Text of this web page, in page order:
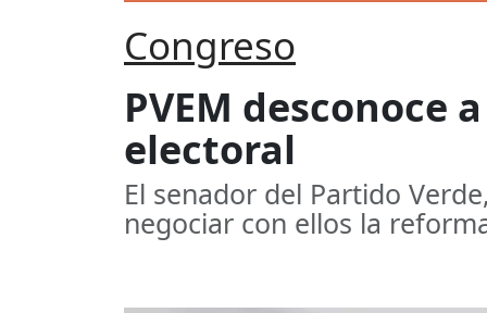
Congreso
PVEM desconoce
electoral
El senador del Partido
negociar con ellos la